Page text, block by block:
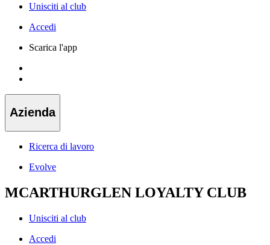
Unisciti al club
Accedi
Scarica l'app
Azienda
Ricerca di lavoro
Evolve
MCARTHURGLEN LOYALTY CLUB
Unisciti al club
Accedi